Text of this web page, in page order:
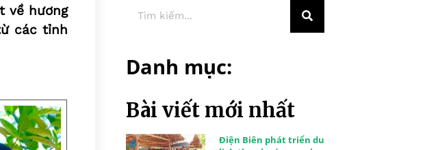
về hương
các tỉnh
Danh mục:
Bài viết mới nhất
Điện Biên phát triển du